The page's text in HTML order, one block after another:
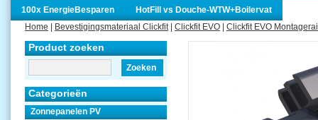
100x EnergieBesparen
HotFill vs Douche-WTW+Boilervat
Home
Bevestigingsmateriaal Clickfit| Clickfit EVO Clickfit EVO
Product zoeken
Zoeken
Categorieën
Zonnepanelen PV